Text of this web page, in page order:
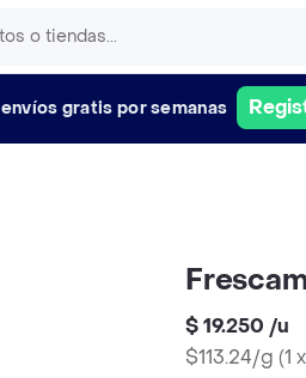
envíos gratis por semanas
$ 19.250 /u
$113.24/g (1